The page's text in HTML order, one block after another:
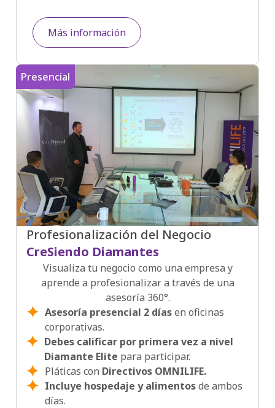
Más información
Presencial
Profesionalización del Negocio
CreSiendo Diamantes
Visualiza tu negocio como una empresa y
aprende a profesionalizar a través de una
asesoría 360°.
Asesoría presencial 2 díasen oficinas
corporativas.
Debes calificar por primera vez a nivel
Diamante Elite para participar.
Pláticas con Directivos OMNILIFE.
Incluye hospedaje y alimentosde ambos
días.